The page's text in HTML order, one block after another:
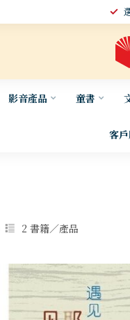
影音產品 童書
客
2 書籍／產品